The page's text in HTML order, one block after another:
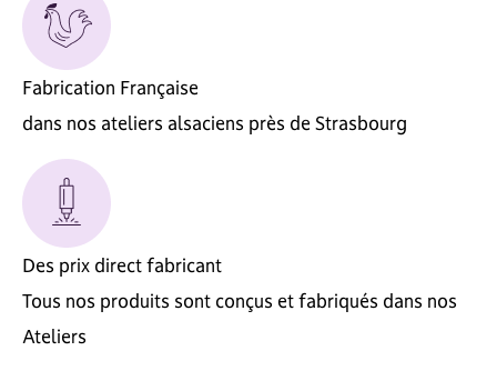
Fabrication Française
dans nos ateliers alsaciens près de Strasbourg
Des prix direct fabricant
Tous nos produits sont conçus et fabriqués dans nos
Ateliers